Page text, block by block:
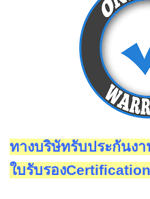
ทางบริษัทรับประกันง
ใบรับรอง